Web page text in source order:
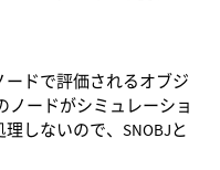
ドで評価されるオブジ
ノードがシミュレーショ
しないので、SNOBJと